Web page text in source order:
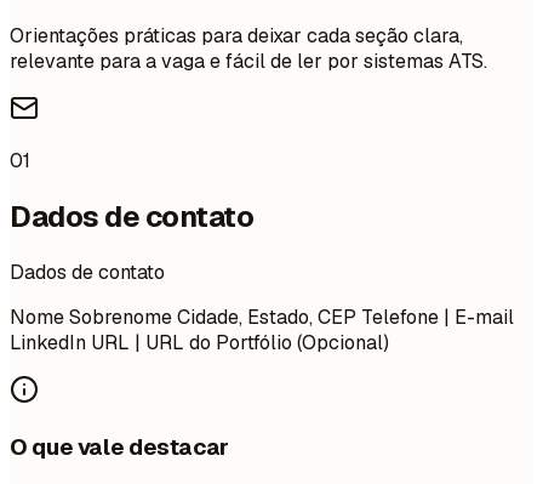
Orientações práticas para deixar cada seção clara,
relevante para a vaga e fácil de ler por sistemas ATS.
01
Dados de contato
Dados de contato
Nome Sobrenome Cidade, Estado, CEP Telefone | E-mail
LinkedIn URL | URL do Portfólio (Opcional)
O que vale destacar